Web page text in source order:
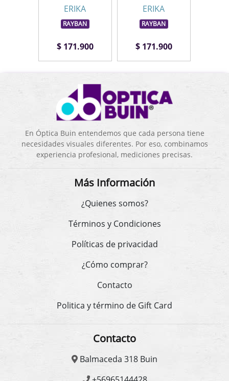
ERIKA
RAYBAN
$ 171.900
ERIKA
RAYBAN
$ 171.900
En Óptica Buin entendemos que cada persona tiene
necesidades visuales diferentes. Por eso, combinamos
experiencia profesional, mediciones precisas.
Más Información
¿Quienes somos?
Términos y Condiciones
Políticas de privacidad
¿Cómo comprar?
Contacto
Politica y término de Gift Card
Contacto
Balmaceda 318 Buin